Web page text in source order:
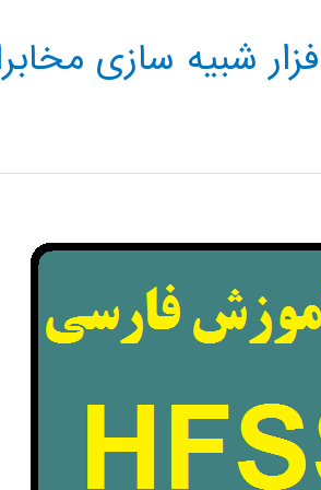
شبیه سازی